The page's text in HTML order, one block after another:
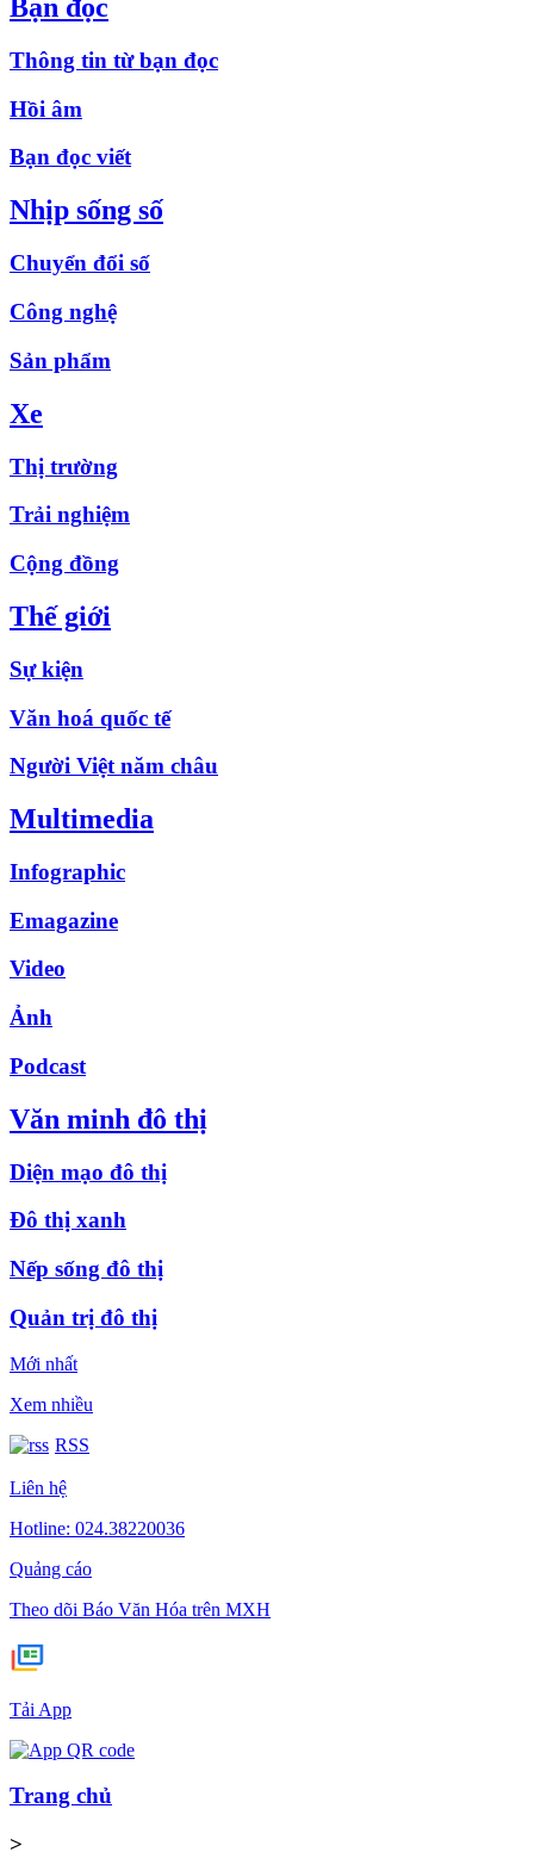
Bạn đọc
Thông tin từ bạn đọc
Hồi âm
Bạn đọc viết
Nhịp sống số
Chuyển đổi số
Công nghệ
Sản phẩm
Xe
Thị trường
Trải nghiệm
Cộng đồng
Thế giới
Sự kiện
Văn hoá quốc tế
Người Việt năm châu
Multimedia
Infographic
Emagazine
Video
Ảnh
Podcast
Văn minh đô thị
Diện mạo đô thị
Đô thị xanh
Nếp sống đô thị
Quản trị đô thị
Mới nhất
Xem nhiều
RSS
Liên hệ
Hotline: 024.38220036
Quảng cáo
Theo dõi Báo Văn Hóa trên MXH
Tải App
Trang chủ
>